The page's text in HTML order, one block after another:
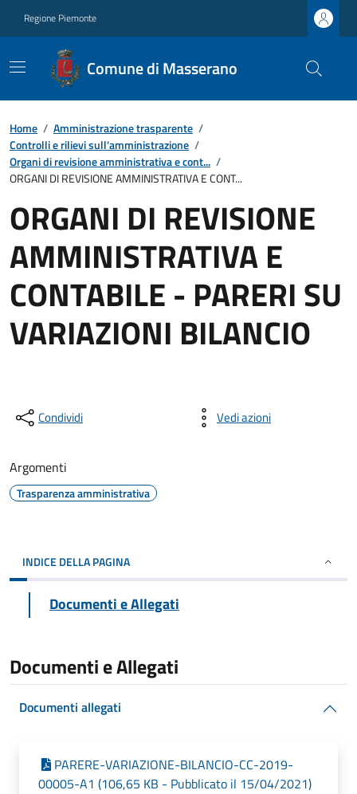
Regione Piemonte
Comune di Masserano
Home / Amministrazione trasparente /
Controlli e rilievi sull'amministrazione /
Organi di revisione amministrativa e cont... /
ORGANI DI REVISIONE AMMINISTRATIVA E CONT...
ORGANI DI REVISIONE
AMMINISTRATIVA E
CONTABILE - PARERI SU
VARIAZIONI BILANCIO
Condividi Vedi azioni
Argomenti
Trasparenza amministrativa
INDICE DELLA PAGINA
Documenti e Allegati
Documenti e Allegati
Documenti allegati
PARERE-VARIAZIONE-BILANCIO-CC-2019-
00005-A1 (106,65 KB - Pubblicato il 15/04/2021)